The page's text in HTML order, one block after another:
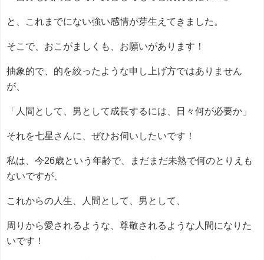
と、これまでにない強い感情が芽生えてきました。
そこで、おこがましくも、お願いがあります！
抽象的で、的を絞ったような申し上げ方ではありません
が、
「人間として、男として成長するには、日々何が必要か」
それを七星さんに、ぜひお伺いしたいです！
私は、今26歳という年齢で、まだまだ未熟で何のとりえも
ないですが、
これからの人生、人間として、男として、
周りから愛されるような、尊敬されるような人間になりた
いです！